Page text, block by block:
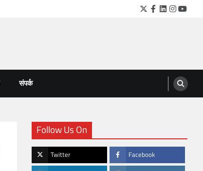
Twitter
Facebook
LinkedIn
संपर्क
Follow Us On
Twitter Facebook